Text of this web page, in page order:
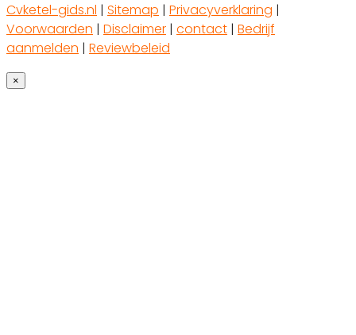
Cvketel-gids.nl | Sitemap | Privacyverklaring |
Voorwaarden | Disclaimer | contact | Bedrijf
aanmelden | Reviewbeleid
×